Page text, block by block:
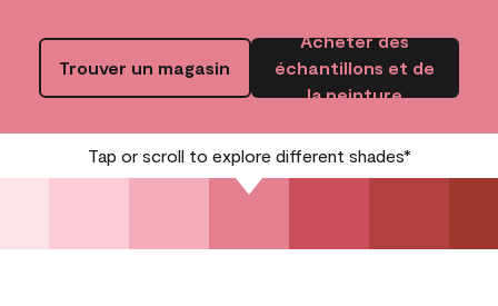
Trouver un magasin
Acheter des
échantillons et de
la peinture
Tap or scroll to explore different shades*